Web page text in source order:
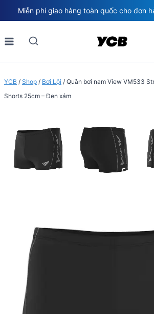
to
content
Miễn phí giao hàng toàn quốc cho đơn
YCB / Shop / Bơi Lội / Quần bơi nam View VM533
Shorts 25cm – Đen xám